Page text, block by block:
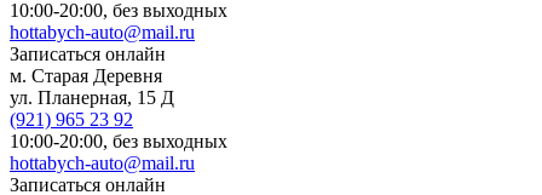
10:00-20:00, без выходных
hottabych-auto@mail.ru
Записаться онлайн
м. Старая Деревня
ул. Планерная, 15 Д
(921) 965 23 92
10:00-20:00, без выходных
hottabych-auto@mail.ru
Записаться онлайн